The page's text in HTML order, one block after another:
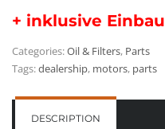
+ inklusive Einbau
Categories:Oil & Filters, Parts
Tags:dealership, motors, parts
DESCRIPTION